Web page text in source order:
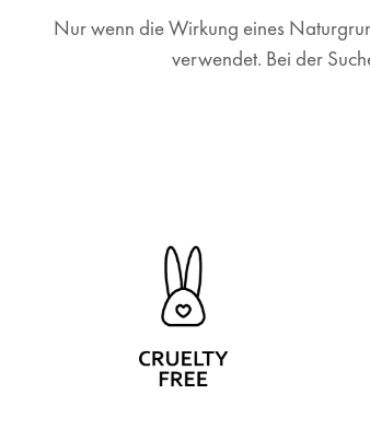
Nur wenn die Wirkung eines
verwendet. Bei der